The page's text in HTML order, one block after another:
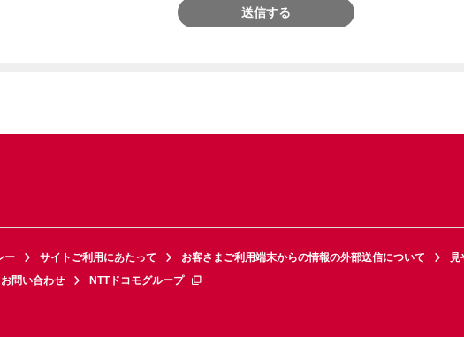
送信する
ー サイトご利用にあたって お客さまご利用端末からの情報の外部送信について
見
お問い合わせ NTTドコモグループ